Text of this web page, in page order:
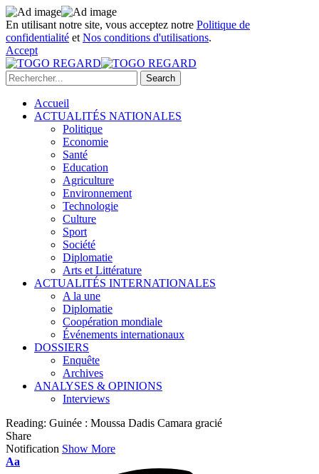
En utilisant notre site, vous acceptez notre Politique de
confidentialité et Nos conditions d'utilisations.
Accept
Accueil
ACTUALITÉS NATIONALES
Politique
Economie
Santé
Education
Agriculture
Environnement
Technologie
Culture
Sport
Société
Diplomatie
Arts et Littérature
ACTUALITÉS INTERNATIONALES
A la une
Diplomatie
Coopération mondiale
Événements internationaux
DOSSIERS
Enquête
Archives
ANALYSES & OPINIONS
Interviews
Reading: Guinée : Moussa Dadis Camara gracié
Share
Notification Show More
Font
Aa